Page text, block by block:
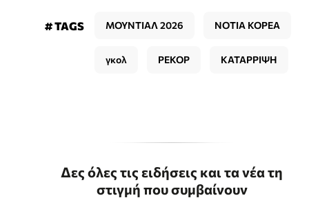
# TAGS ΜΟΥΝΤΙΑΛ 2026 ΝΟΤΙΑ ΚΟΡΕΑ
γκολ ΡΕΚΟΡ ΚΑΤΑΡΡΙΨΗ
Δες όλες τις ειδήσεις και τα νέα τη
στιγμή που συμβαίνουν